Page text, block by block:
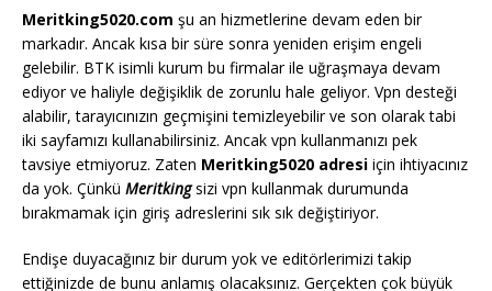
Meritking5020.com şu an hizmetlerine devam eden bir
markadır. Ancak kısa bir süre sonra yeniden erişim engeli
gelebilir. BTK isimli kurum bu firmalar ile uğraşmaya devam
ediyor ve haliyle değişiklik de zorunlu hale geliyor. Vpn desteği
alabilir, tarayıcınızın geçmişini temizleyebilir ve son olarak tabi
iki sayfamızı kullanabilirsiniz. Ancak vpn kullanmanızı pek
tavsiye etmiyoruz. Zaten Meritking5020 adresi için ihtiyacınız
da yok. Çünkü Meritkingsizi vpn kullanmak durumunda
bırakmamak için giriş adreslerini sık sık değiştiriyor.
Endişe duyacağınız bir durum yok ve editörlerimizi takip
ettiğinizde de bunu anlamış olacaksınız. Gerçekten çok büyük